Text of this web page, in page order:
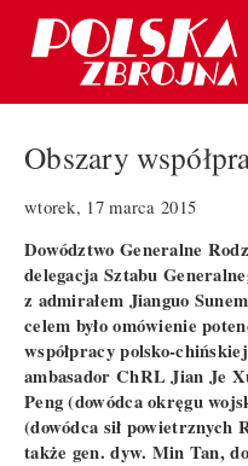
Obszary
wtorek, 17 marca 2015
Dowództwo Generalne
delegacja Sztabu
z admirałem Jianguo
celem było omówienie
współpracy polsko-
ambasador ChRL Jian Je
Peng (dowódca okręgu
(dowódca sił powietrznych
także gen. dyw. Min Tan,